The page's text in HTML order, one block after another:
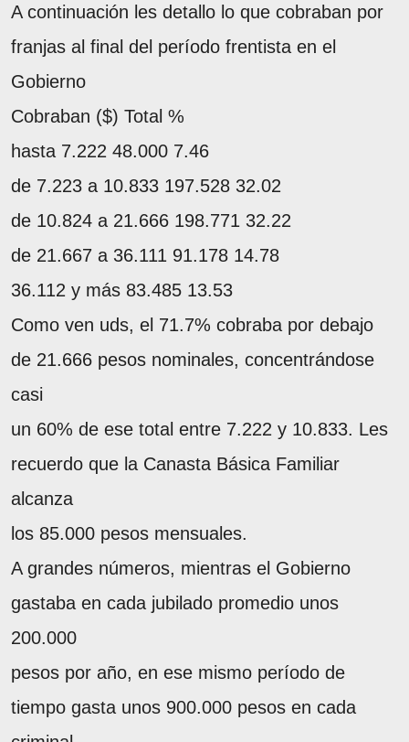
A continuación les detallo lo que cobraban por
franjas al final del período frentista en el
Gobierno
Cobraban ($) Total %
hasta 7.222 48.000 7.46
de 7.223 a 10.833 197.528 32.02
de 10.824 a 21.666 198.771 32.22
de 21.667 a 36.111 91.178 14.78
36.112 y más 83.485 13.53
Como ven uds, el 71.7% cobraba por debajo
de 21.666 pesos nominales, concentrándose
casi
un 60% de ese total entre 7.222 y 10.833. Les
recuerdo que la Canasta Básica Familiar
alcanza
los 85.000 pesos mensuales.
A grandes números, mientras el Gobierno
gastaba en cada jubilado promedio unos
200.000
pesos por año, en ese mismo período de
tiempo gasta unos 900.000 pesos en cada